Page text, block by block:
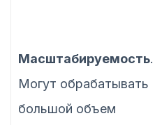
Масштабируемость.
Могут обрабатывать
большой объем